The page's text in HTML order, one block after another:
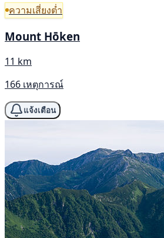
ความเสี่ยงต่ำ
Mount Hōken
11 km
166 เหตุการณ์
แจ้งเตือน